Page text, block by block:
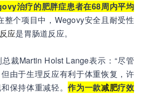
治疗的肥胖症患者在68周内平均
整个项目中，Wegovy安全且耐受性
应是胃肠道反应。
裁Martin Holst Lange表示：“尽管
但由于生理反应有利于体重恢复，许
保持体重减轻。作为一款减肥疗效